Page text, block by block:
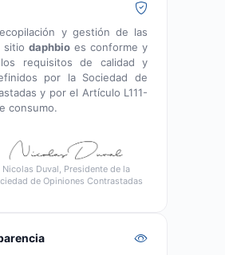
y gestión de las
sitio daphbio es conforme y
requisitos de calidad y
por la Sociedad de
y por el Artículo L111-
consumo.
Nicolas Duval, Presidente de la
de Opiniones Contrastadas